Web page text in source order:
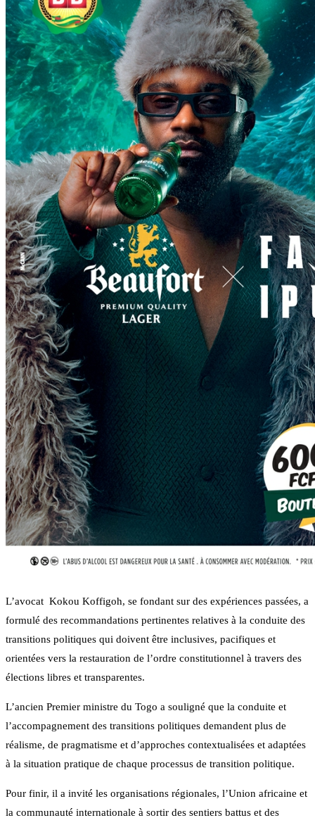
L’avocat Kokou Koffigoh, se fondant sur des expériences passées, a
formulé des recommandations pertinentes relatives à la conduite des
transitions politiques qui doivent être inclusives, pacifiques et
orientées vers la restauration de l’ordre constitutionnel à travers des
élections libres et transparentes.
L’ancien Premier ministre du Togo a souligné que la conduite et
l’accompagnement des transitions politiques demandent plus de
réalisme, de pragmatisme et d’approches contextualisées et adaptées
à la situation pratique de chaque processus de transition politique.
Pour finir, il a invité les organisations régionales, l’Union africaine et
la communauté internationale à sortir des sentiers battus et des